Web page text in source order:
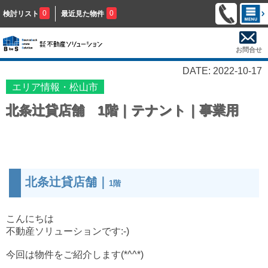
検討リスト 0 最近見た物件 0
お問合せ
DATE: 2022-10-17
エリア情報・松山市
北条辻貸店舗 1階｜テナント｜事業用
北条辻貸店舗｜ 1階
こんにちは
不動産ソリューションです:-)
今回は物件をご紹介します(*^^*)